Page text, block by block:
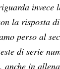
la risposta
perso al
di serie
anche in